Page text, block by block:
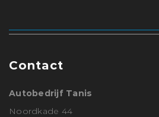
Contact
Autobedrijf Tanis
Noordkade 44